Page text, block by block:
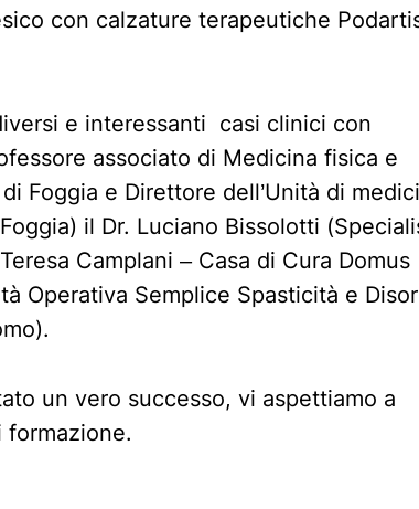
con calzature terapeutiche
e interessanti casi clinici con
associato di Medicina fisica e
Foggia e Direttore dell’Unità di
il Dr. Luciano Bissolotti
Camplani – Casa di Cura Domus
Operativa Semplice Spasticità e
un vero successo, vi aspettiamo a